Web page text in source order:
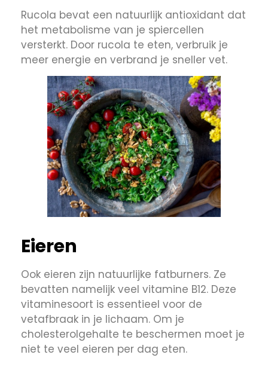
Rucola bevat een natuurlijk antioxidant dat
het metabolisme van je spiercellen
versterkt. Door rucola te eten, verbruik je
meer energie en verbrand je sneller vet.
Eieren
Ook eieren zijn natuurlijke fatburners. Ze
bevatten namelijk veel vitamine B12. Deze
vitaminesoort is essentieel voor de
vetafbraak in je lichaam. Om je
cholesterolgehalte te beschermen moet je
niet te veel eieren per dag eten.